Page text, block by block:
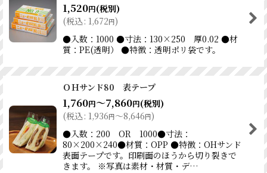
1,520円(税別)
(税込: 1,672円)
●入数：1000 ●寸法：130×250 厚0.02 ●材
質：PE(透明） ●特徴：透明ポリ袋です。
ＯＨサンド80 表テープ
1,760円～7,860円(税別)
(税込: 1,936円～8,646円)
●入数：200 OR 1000●寸法：
80×200×240●材質：OPP ●特徴：OHサンド
表面テープです。印刷面のほうから切り裂きで
きます。 ※写真は素材・材質・デ…